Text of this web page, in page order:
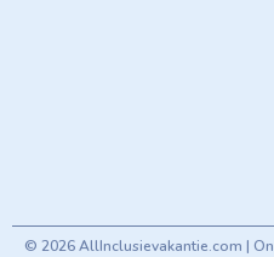
© 2026 AllInclusievakantie.com |